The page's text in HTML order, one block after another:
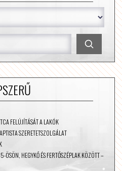
FELÚJÍTÁSÁT A LAKÓK
SZERETETSZOLGÁLAT
HEGYKŐ ÉS FERTŐSZÉPLAK KÖZÖTT –